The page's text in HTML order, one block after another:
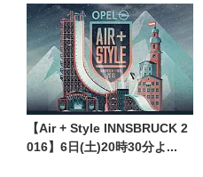
【Air + Style INNSBRUCK 2
016】6日(土)20時30分よ...